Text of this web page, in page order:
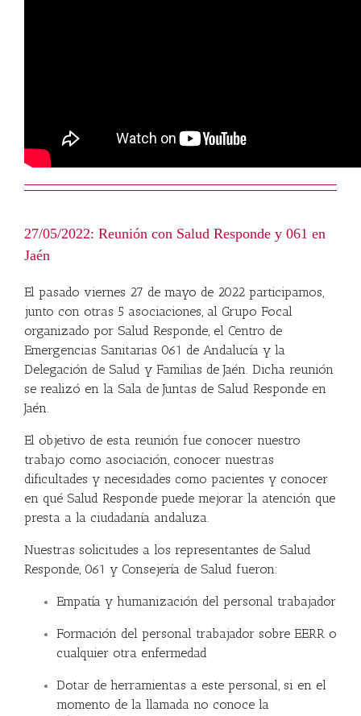
27/05/2022: Reunión con Salud Responde y 061 en
Jaén
El pasado viernes 27 de mayo de 2022 participamos,
junto con otras 5 asociaciones, al Grupo Focal
organizado por Salud Responde, el Centro de
Emergencias Sanitarias 061 de Andalucía y la
Delegación de Salud y Familias de Jaén. Dicha reunión
se realizó en la Sala de Juntas de Salud Responde en
Jaén.
El objetivo de esta reunión fue conocer nuestro
trabajo como asociación, conocer nuestras
dificultades y necesidades como pacientes y conocer
en qué Salud Responde puede mejorar la atención que
presta a la ciudadanía andaluza.
Nuestras solicitudes a los representantes de Salud
Responde, 061 y Consejería de Salud fueron:
Empatía y humanización del personal trabajador
Formación del personal trabajador sobre EERR o
cualquier otra enfermedad
Dotar de herramientas a este personal, si en el
momento de la llamada no conoce la